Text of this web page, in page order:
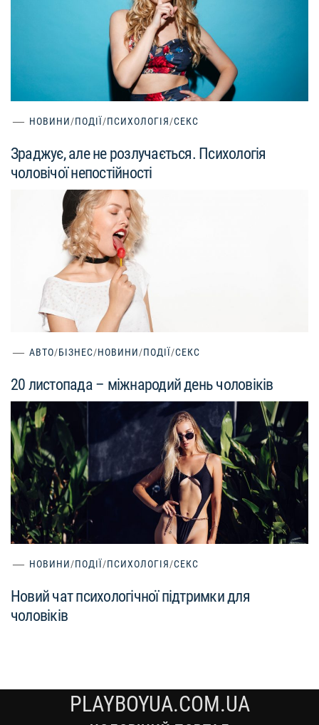
НОВИНИ/ПОДІЇ/ПСИХОЛОГІЯ/СЕКС
Зраджує, але не розлучається. Психологія
чоловічої непостійності
АВТО/БІЗНЕС/НОВИНИ/ПОДІЇ/СЕКС
20 листопада – міжнародий день чоловіків
НОВИНИ/ПОДІЇ/ПСИХОЛОГІЯ/СЕКС
Новий чат психологічної підтримки для
чоловіків
PLAYBOYUA.COM.UA